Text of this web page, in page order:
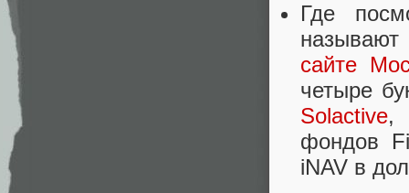
Где
называют
сайте
четыре
Solactive,
фондов
iNAV в